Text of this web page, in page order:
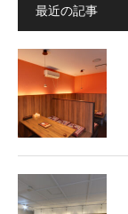
最近の記事